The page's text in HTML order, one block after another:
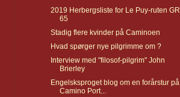
2019 Herbergsliste for Le Puy-ruten GR
65
Stadig flere kvinder på Caminoen
Hvad spørger nye pilgrimme om ?
Interview med "filosof-pilgrim" John
Brierley
Engelsksproget blog om en forårstur på
Camino Port...